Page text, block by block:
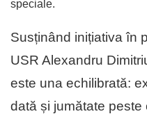
speciale.
Susținând inițiativa în
USR Alexandru
este una echilibrată:
dată și jumătate